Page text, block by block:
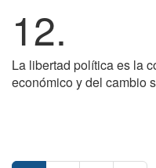
12.
La libertad política es la
económico y del cambio